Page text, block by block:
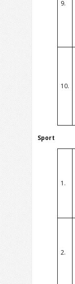
9.
10.
Sport
1.
2.